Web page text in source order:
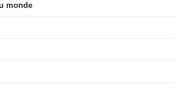
monde